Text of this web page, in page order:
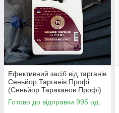
Ефективний засіб від тарганів
Сеньйор Тарганів Профі
(Сеньйор Тараканов Профі)
готовий до застосування 5л
Готово до відправки 995 од.